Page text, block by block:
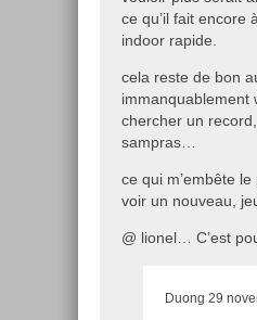
ce qu’il fait encore
indoor rapide.
cela reste de bon
immanquablement
chercher un
sampras…
ce qui m’embête
voir un nouveau,
@ lionel… C’est
Duong 29